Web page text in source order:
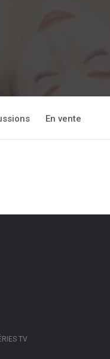
En vente
TV